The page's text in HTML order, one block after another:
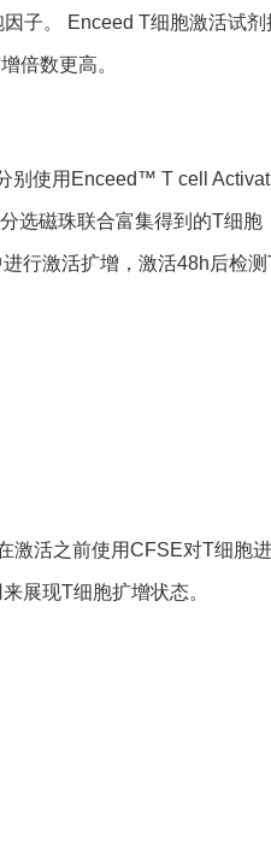
子。 Enceed T细胞激活试
倍数更高。
别使用Enceed™ T cell
选磁珠联合富集得到的T细胞
行激活扩增，激活48h后检
激活之前使用CFSE对T细胞
展现T细胞扩增状态。